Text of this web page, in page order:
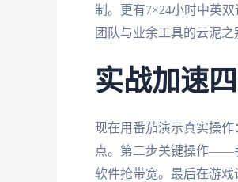
制。更有7×24小时中英
团队与业余工具的云泥之
实战加速
现在用番茄演示真实操
点。第二步关键操作——
软件抢带宽。最后在游